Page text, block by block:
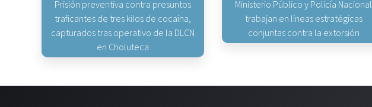
Prisión preventiva contra presuntos
traficantes de tres kilos de cocaína,
capturados tras operativo de la DLCN
en Choluteca
Ministerio Público y Policía Nacional
trabajan en líneas estratégicas
conjuntas contra la extorsión